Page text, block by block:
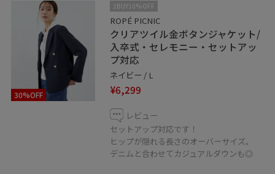
フォローやお気に入り登録していただくと
気になった商品を
後から見返す事ができます⭐︎
そして個人Instagram開設しました〜〜〜！
@sue_____00
こちらもぜひフォローお願いします☺︎
スクロールすると商品の詳細ご覧いただけます！
30%OFF
2BUY10%OFF
ROPÉ PICNIC
クリアツイル金ボタンジャケット/
入卒式・セレモニー・セットアッ
プ対応
ネイビー / L
¥6,299
レビュー
セットアップ対応です！
ヒップが隠れる長さのオーバーサイズ。
デニムと合わせてカジュアルダウンも◎